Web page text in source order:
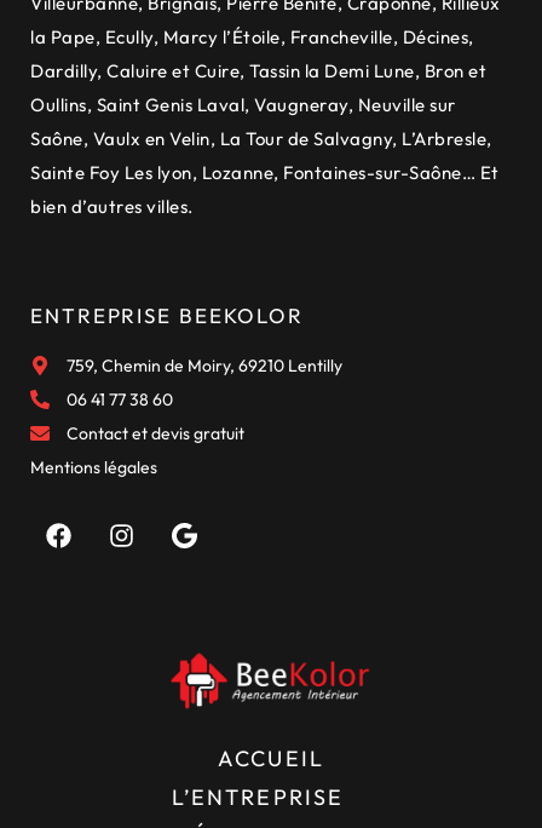
ACCUEIL
L’ENTREPRISE
ENTREPRISE BEEKOLOR
759, Chemin de Moiry, 69210 Lentilly
06 41 77 38 60
Contact et devis gratuit
Mentions légales
la Pape, Ecully, Marcy l’Étoile, Francheville, Décines,
Dardilly, Caluire et Cuire, Tassin la Demi Lune, Bron et
Oullins, Saint Genis Laval, Vaugneray, Neuville sur
Saône, Vaulx en Velin, La Tour de Salvagny, L’Arbresle,
Sainte Foy Les lyon, Lozanne, Fontaines-sur-Saône… Et
bien d’autres villes.